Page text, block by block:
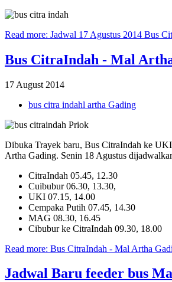
Read more: Jadwal 17 Agustus 2014 Bus
Bus CitraIndah - Mal
17 August 2014
bus citra indahl artha Gading
Dibuka Trayek baru, Bus CitraIndah ke
Artha Gading. Senin 18 Agustus
CitraIndah 05.45, 12.30
Cuibubur 06.30, 13.30,
UKI 07.15, 14.00
Cempaka Putih 07.45, 14.30
MAG 08.30, 16.45
Cibubur ke CitraIndah 09.30, 18.00
Read more: Bus CitraIndah - Mal Artha
Jadwal Baru feeder bus